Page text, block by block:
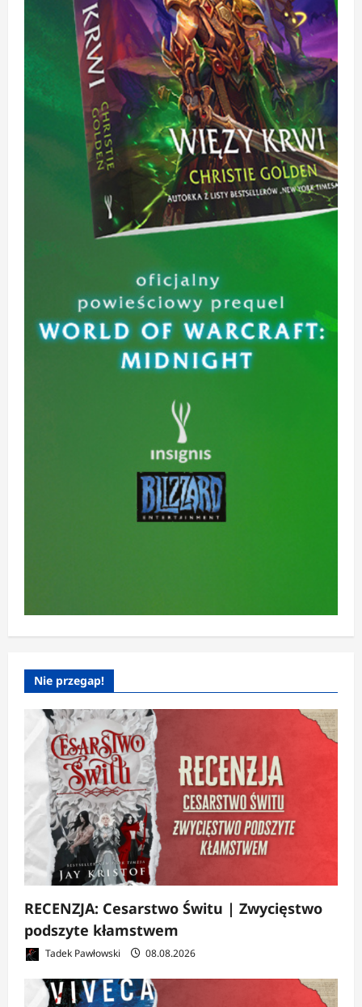
Nie przegap!
RECENZJA: Cesarstwo Świtu | Zwycięstwo
podszyte kłamstwem
Tadek Pawłowski 08.08.2026